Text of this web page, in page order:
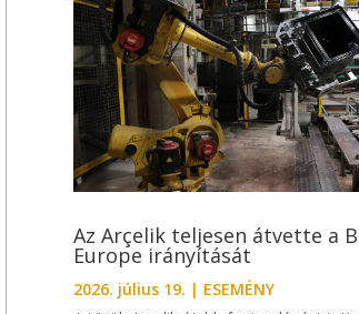
Az Arçelik teljesen átvette a
Europe irányítását
2026. július 19. | ESEMÉNY